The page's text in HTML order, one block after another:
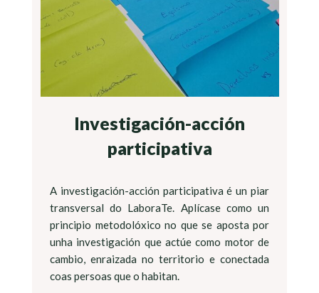
Investigación-acción
participativa
A investigación-acción participativa é un piar
transversal do LaboraTe. Aplícase como un
principio metodolóxico no que se aposta por
unha investigación que actúe como motor de
cambio, enraizada no territorio e conectada
coas persoas que o habitan.